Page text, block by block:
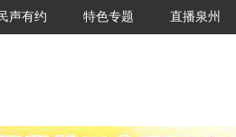
声有约 特色专题 直播泉州